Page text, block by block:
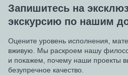
Запишитесь на
экскурсию по нашим
Оцените уровень исполнения,
вживую. Мы раскроем нашу
и покажем, почему наши проекты
безупречное качество.